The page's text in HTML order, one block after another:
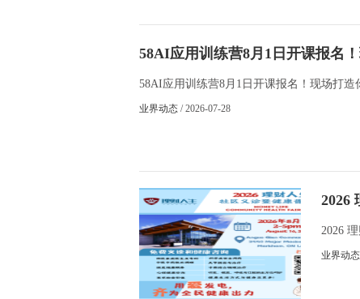
58AI应用训练营8月1日开课报名
岗
58AI应用训练营8月1日开课报名！现场打造
业界动态 / 2026-07-28
2026
行
2026
业界动态